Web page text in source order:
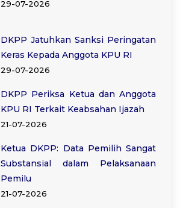
29-07-2026
DKPP Jatuhkan Sanksi Peringatan
Keras Kepada Anggota KPU RI
29-07-2026
DKPP Periksa Ketua dan Anggota
KPU RI Terkait Keabsahan Ijazah
21-07-2026
Ketua DKPP: Data Pemilih Sangat
Substansial dalam Pelaksanaan
Pemilu
21-07-2026